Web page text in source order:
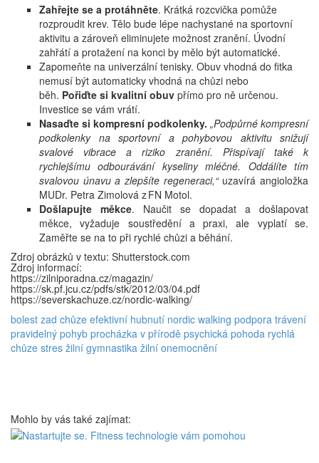
Zahřejte se a protáhněte. Krátká rozcvička pomůže
rozproudit krev. Tělo bude lépe nachystané na sportovní
aktivitu a zároveň eliminujete možnost zranění. Úvodní
zahřátí a protažení na konci by mělo být automatické.
Zapomeňte na univerzální tenisky. Obuv vhodná do fitka
nemusí být automaticky vhodná na chůzi nebo
běh. Pořiďte si kvalitní obuv přímo pro ně určenou.
Investice se vám vrátí.
Nasaďte si kompresní podkolenky. „Podpůrné kompresní
podkolenky na sportovní a pohybovou aktivitu snižují
svalové vibrace a riziko zranění. Přispívají také k
rychlejšímu odbourávání kyseliny mléčné. Oddálíte tím
svalovou únavu a zlepšíte regeneraci,“uzavírá angioložka
MUDr. Petra Zimolová z FN Motol.
Došlapujte měkce. Naučit se dopadat a došlapovat
měkce, vyžaduje soustředění a praxi, ale vyplatí se.
Zaměřte se na to při rychlé chůzi a běhání.
Zdroj obrázků v textu: Shutterstock.com
Zdroj informací:
https://zilniporadna.cz/magazin/
https://sk.pf.jcu.cz/pdfs/stk/2012/03/04.pdf
https://severskachuze.cz/nordic-walking/
bolest zad chůze efektivní hubnutí nordic walking podpora trávení
pravidelný pohyb procházka v přírodě psychická pohoda rychlá
chůze stres žilní gymnastika žilní onemocnění
Mohlo by vás také zajímat: